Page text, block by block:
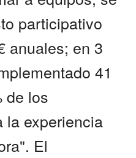
participativo
anuales; en 3
41
de los
la experiencia
El